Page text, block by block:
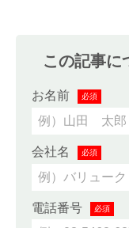
この記事に
お名前 必須
会社名 必須
電話番号 必須